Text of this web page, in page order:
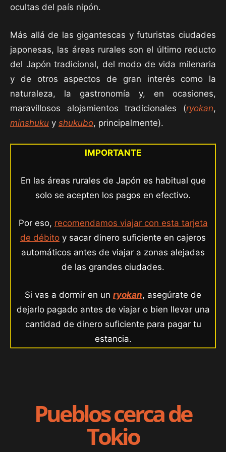
ocultas del país nipón.
Más allá de las gigantescas y futuristas ciudades
japonesas, las áreas rurales son el último reducto
del Japón tradicional, del modo de vida milenaria
y de otros aspectos de gran interés como la
naturaleza, la gastronomía y, en ocasiones,
maravillosos alojamientos tradicionales (ryokan,
minshuku y shukubo, principalmente).
IMPORTANTE
En las áreas rurales de Japón es habitual que
solo se acepten los pagos en efectivo.
Por eso, recomendamos viajar con esta tarjeta
de débito y sacar dinero suficiente en cajeros
automáticos antes de viajar a zonas alejadas
de las grandes ciudades.
Si vas a dormir en un ryokan, asegúrate de
dejarlo pagado antes de viajar o bien llevar una
cantidad de dinero suficiente para pagar tu
estancia.
Pueblos cerca de
Tokio